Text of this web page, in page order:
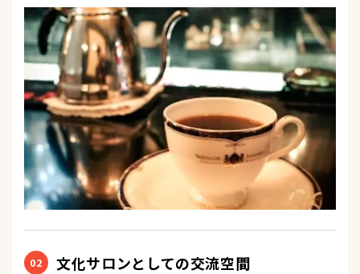
02 文化サロンとしての交流空間